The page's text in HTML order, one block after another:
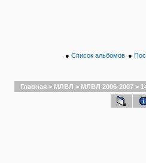
● Список альбомов ●
Главная > МЛВЛ > МЛВЛ 2006-2007 >